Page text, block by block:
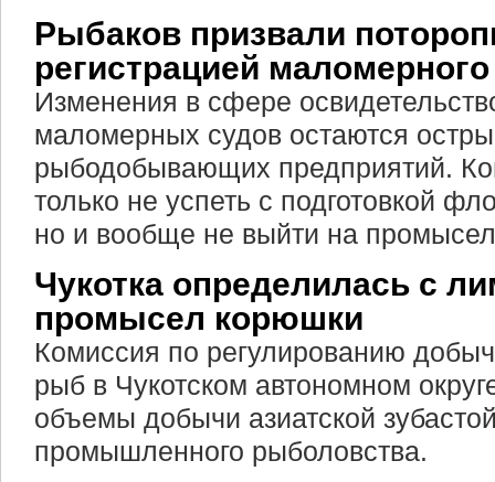
Рыбаков призвали
регистрацией
Изменения в сфере
маломерных судов остаются
рыбодобывающих предприятий.
только не успеть с подготовкой
но и вообще не выйти на
Чукотка определилась с
промысел корюшки
Комиссия по регулированию
рыб в Чукотском автономном
объемы добычи азиатской
промышленного рыболовства.